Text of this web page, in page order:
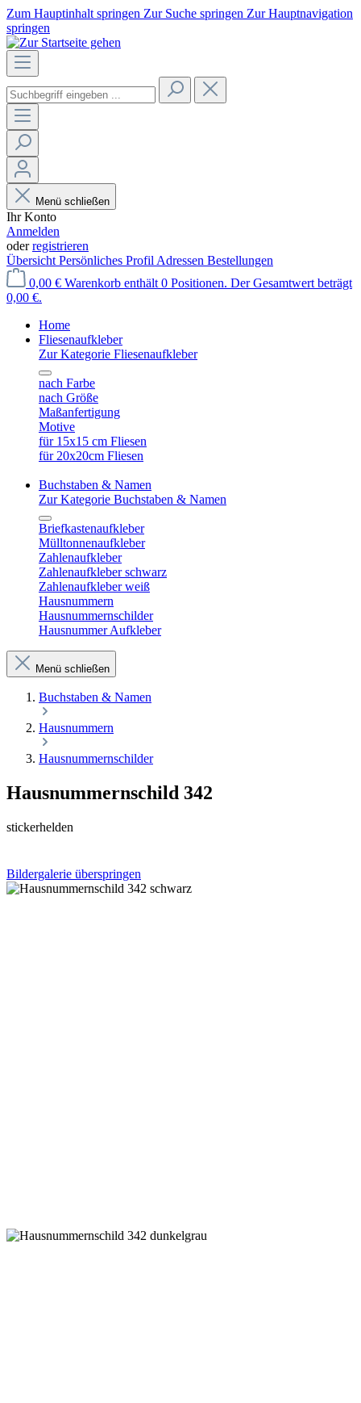
Zum Hauptinhalt springen Zur Suche springen Zur Hauptnavigation
springen
Menü schließen
Ihr Konto
Anmelden
oderregistrieren
Übersicht Persönliches Profil Adressen Bestellungen
0,00 € Warenkorb enthält 0 Positionen. Der Gesamtwert beträgt
0,00 €.
Home
Fliesenaufkleber
Zur Kategorie Fliesenaufkleber
nach Farbe
nach Größe
Maßanfertigung
Motive
für 15x15 cm Fliesen
für 20x20cm Fliesen
Buchstaben & Namen
Zur Kategorie Buchstaben & Namen
Briefkastenaufkleber
Mülltonnenaufkleber
Zahlenaufkleber
Zahlenaufkleber schwarz
Zahlenaufkleber weiß
Hausnummern
Hausnummernschilder
Hausnummer Aufkleber
Menü schließen
Buchstaben & Namen
Hausnummern
Hausnummernschilder
Hausnummernschild 342
stickerhelden
Bildergalerie überspringen